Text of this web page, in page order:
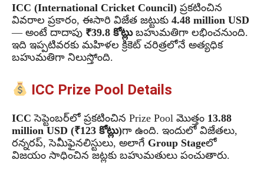
ICC (International Cricket Council) ప్రకటించిన
వివరాల ప్రకారం, ఈసారి విజేత జట్టుకు 4.48 million USD
— అంటే దాదాపు ₹39.8 కోట్లుబహుమతిగా లభించనుంది.
ఇది ఇప్పటివరకు మహిళల క్రికెట్ చరిత్రలోనే అత్యధిక
బహుమతిగా నిలుస్తోంది.
ICC Prize Pool Details
ICC సెప్టెంబర్‌లో ప్రకటించిన Prize Pool మొత్తం 13.88
million USD (₹123 కోట్లు)గా ఉంది. ఇందులో విజేతలు,
రన్నరప్‌, సెమీఫైనలిస్టులు, అలాగే Group Stageలో
విజయం సాధించిన జట్లకు బహుమతులు పంచుతారు.